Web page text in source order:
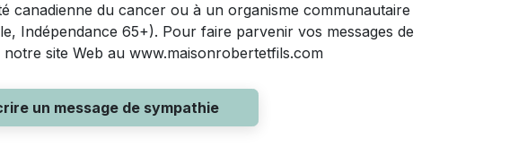
canadienne du cancer ou à un organisme communautaire
Indépendance 65+). Pour faire parvenir vos messages de
site Web au www.maisonrobertetfils.com
un message de sympathie